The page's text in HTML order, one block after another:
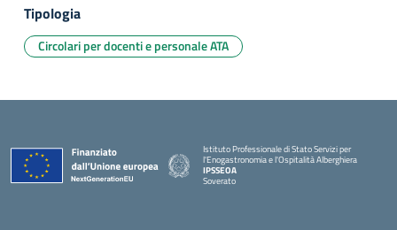
Tipologia
Circolari per docenti e personale ATA
Istituto Professionale di Stato Servizi per
l'Enogastronomia e l'Ospitalità Alberghiera
IPSSEOA
Soverato